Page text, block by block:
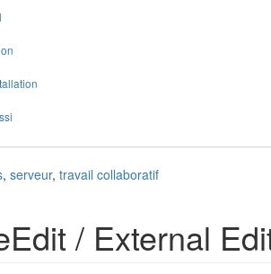
, serveur, travail collaboratif
/ External